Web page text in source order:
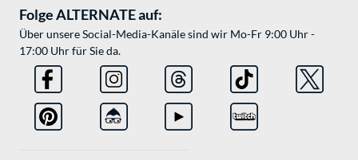
Folge ALTERNATE auf:
Über unsere Social-Media-Kanäle sind wir Mo-Fr 9:00 Uhr -
17:00 Uhr für Sie da.